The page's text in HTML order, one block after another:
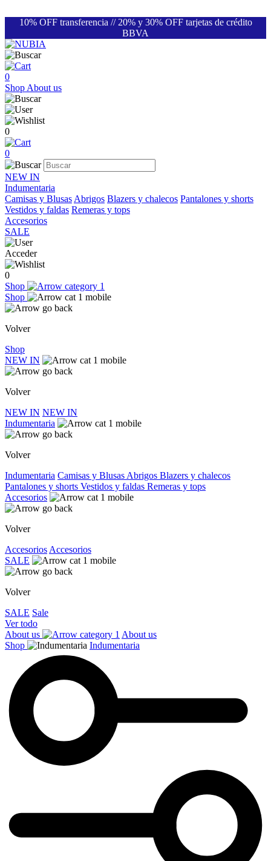
10% OFF transferencia // 20% y 30% OFF tarjetas de crédito
BBVA
0
Shop About us
0
0
NEW IN
Indumentaria
Camisas y Blusas Abrigos Blazers y chalecos Pantalones y shorts
Vestidos y faldas Remeras y tops
Accesorios
SALE
Acceder
0
Shop
Shop
Volver
Shop
NEW IN
Volver
NEW IN NEW IN
Indumentaria
Volver
Indumentaria Camisas y Blusas Abrigos Blazers y chalecos
Pantalones y shorts Vestidos y faldas Remeras y tops
Accesorios
Volver
Accesorios Accesorios
SALE
Volver
SALE Sale
Ver todo
About us
About us
Shop
Indumentaria